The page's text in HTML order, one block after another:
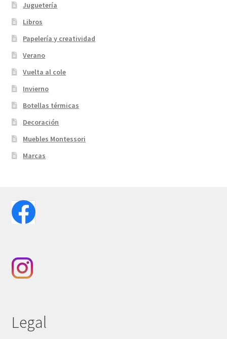
Juguetería
Libros
Papelería y creatividad
Verano
Vuelta al cole
Invierno
Botellas térmicas
Decoración
Muebles Montessori
Marcas
Legal